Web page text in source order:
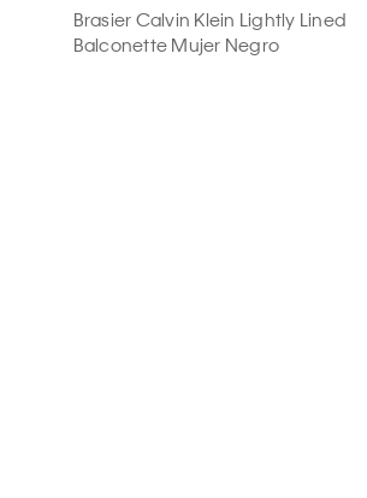
Brasier Calvin Klein Lightly Lined
Balconette Mujer Negro